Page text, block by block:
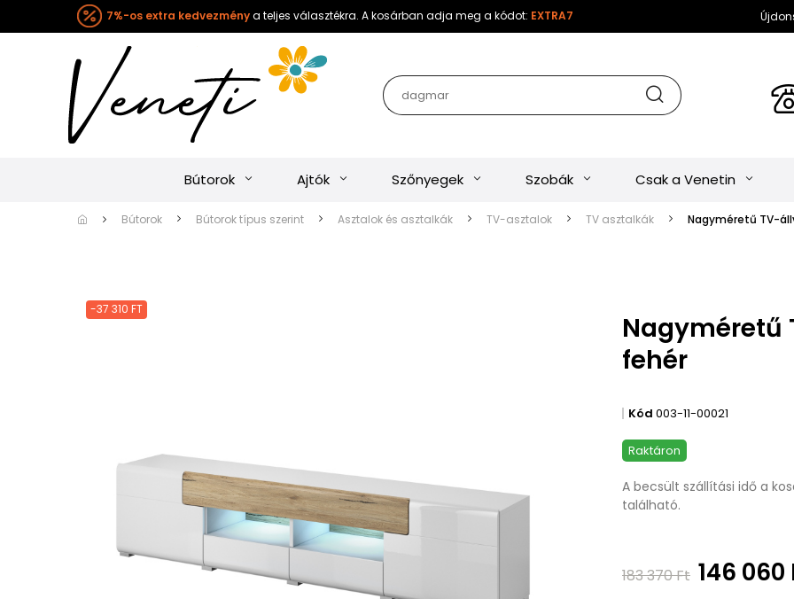
7%-os extra kedvezménya teljes választékra. A kosárban adja meg a kódot: EXTRA7
Bútorok Ajtók Szőnyegek Szobák Csak a Venetin
Bútorok Bútorok típus szerint Asztalok és asztalkák TV-asztalok TV asztalkák Nagyméretű TV-
-37 310 FT
Nagyméretű
fehér
Kód 003-11-00021
Raktáron
A becsült szállítási idő a
található.
183 370 Ft 146 060